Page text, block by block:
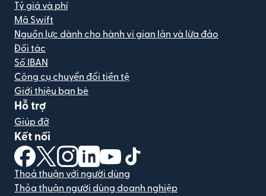
Tỷ giá và phí
Mã Swift
Nguồn lực dành cho hành vi gian lận và lừa đảo
Đối tác
Số IBAN
Công cụ chuyển đổi tiền tệ
Giới thiệu bạn bè
Hỗ trợ
Giúp đỡ
Kết nối
(mở trong cửa sổ mới)
(mở trong cửa sổ mới)
(mở trong cửa sổ mới)
(mở trong cửa sổ mới)
(mở trong cửa sổ mới)
Thoả thuận với người dùng
Thỏa thuận người dùng doanh nghiệp